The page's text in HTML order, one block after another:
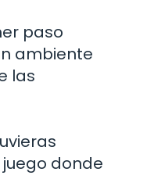
paso
ambiente
las
donde